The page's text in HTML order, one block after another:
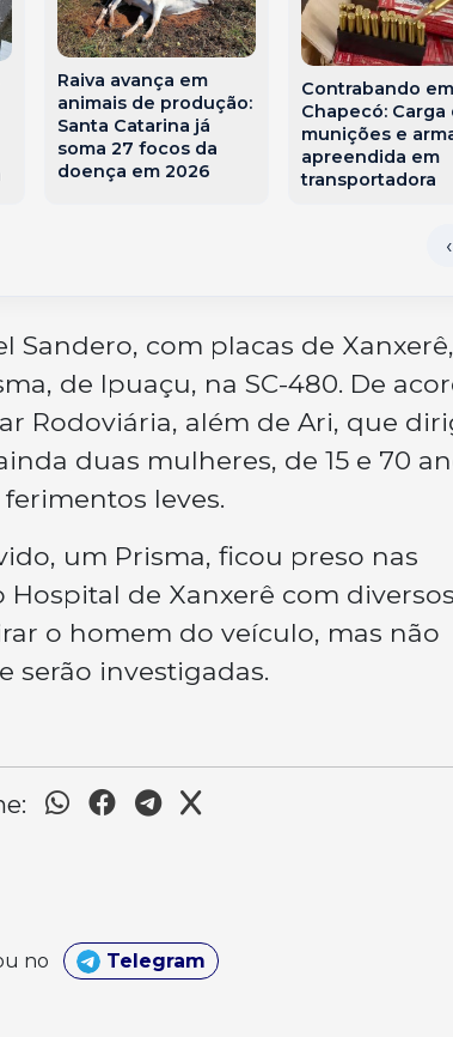
Raiva avança em
animais de produção:
Santa Catarina já
soma 27 focos da
doença em 2026
Contrabando em
Chapecó: Carga
munições e
apreendida em
transportadora
com placas de
de Ipuaçu, na SC-480. De
Rodoviária, além de Ari, que
duas mulheres, de 15 e 70
leves.
um Prisma, ficou preso nas
de Xanxerê com diversos
o homem do veículo, mas não
serão investigadas.
no Telegram